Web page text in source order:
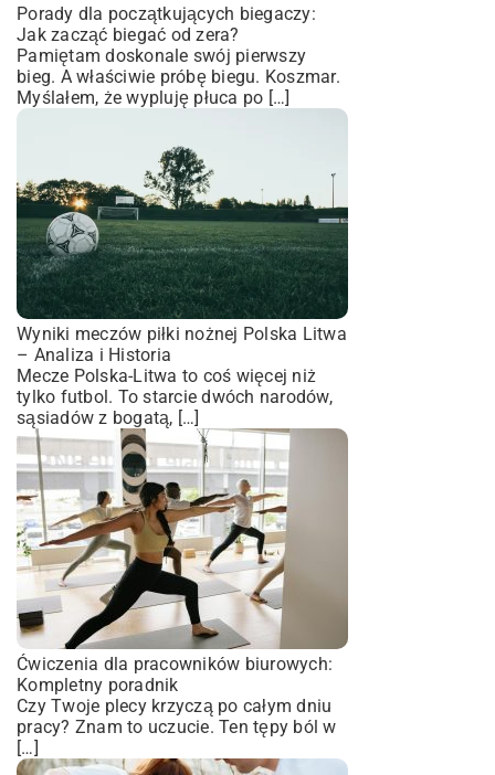
Porady dla początkujących biegaczy:
Jak zacząć biegać od zera?
Pamiętam doskonale swój pierwszy
bieg. A właściwie próbę biegu. Koszmar.
Myślałem, że wypluję płuca po […]
Wyniki meczów piłki nożnej Polska Litwa
– Analiza i Historia
Mecze Polska-Litwa to coś więcej niż
tylko futbol. To starcie dwóch narodów,
sąsiadów z bogatą, […]
Ćwiczenia dla pracowników biurowych:
Kompletny poradnik
Czy Twoje plecy krzyczą po całym dniu
pracy? Znam to uczucie. Ten tępy ból w
[…]